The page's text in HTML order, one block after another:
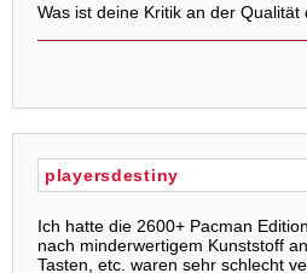
Was ist deine Kritik an der Qualität
playersdestiny
Ich hatte die 2600+ Pacman
nach minderwertigem Kunststoff
Tasten, etc. waren sehr schlecht